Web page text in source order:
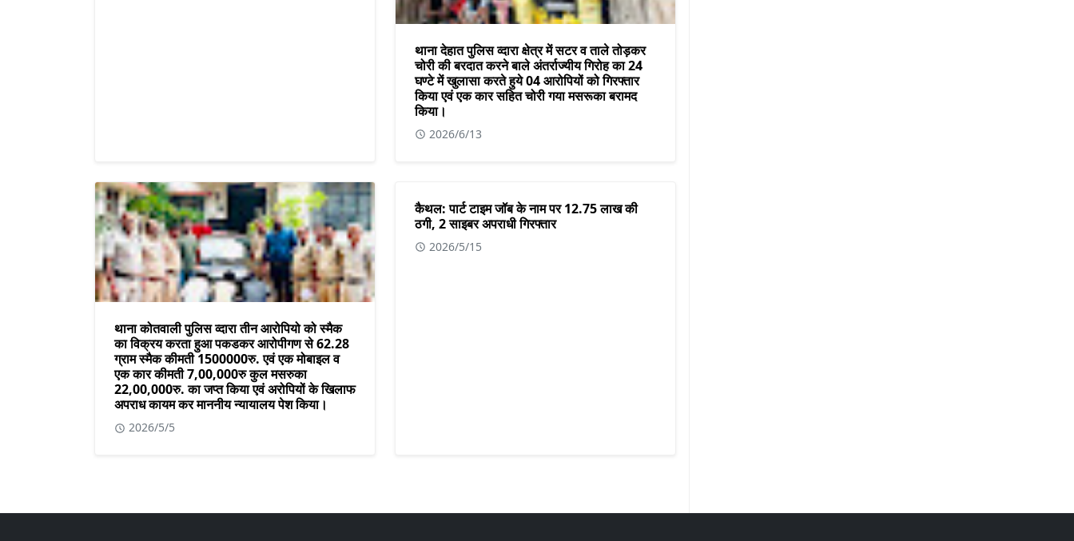
थाना देहात पुलिस व्दारा क्षेत्र में सटर व ताले तोड़कर
चोरी की बरदात करने बाले अंतर्राज्यीय गिरोह का 24
घण्टे में खुलासा करते हुये 04 आरोपियों को गिरफ्तार
किया एवं एक कार सहित चोरी गया मसरूका बरामद
किया।
2026/6/13
थाना कोतवाली पुलिस व्दारा तीन आरोपियो को स्मैक
का विक्रय करता हुआ पकडकर आरोपीगण से 62.28
ग्राम स्मैक कीमती 1500000रु. एवं एक मोबाइल व
एक कार कीमती 7,00,000रु कुल मसरुका
22,00,000रु. का जप्त किया एवं अरोपियों के खिलाफ
अपराध कायम कर माननीय न्यायालय पेश किया।
2026/5/5
कैथल: पार्ट टाइम जॉब के नाम पर 12.75 लाख की
ठगी, 2 साइबर अपराधी गिरफ्तार
2026/5/15